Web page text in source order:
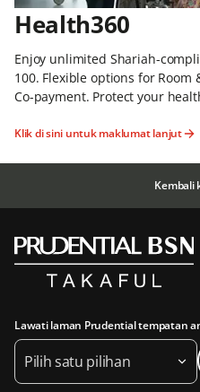
Health360
Enjoy unlimited Shariah-
100. Flexible options for Room
Co-payment. Protect your
Klik di sini untuk maklumat lanjut
Kembali
Lawati laman Prudential tempatan
Pilih satu pilihan